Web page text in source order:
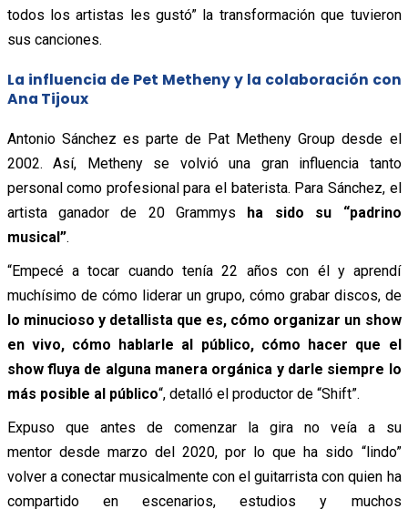
todos los artistas les gustó” la transformación que tuvieron
sus canciones.
La influencia de Pet Metheny y la colaboración con
Ana Tijoux
Antonio Sánchez es parte de Pat Metheny Group desde el
2002. Así, Metheny se volvió una gran influencia tanto
personal como profesional para el baterista. Para Sánchez, el
artista ganador de 20 Grammys ha sido su “padrino
musical”.
“Empecé a tocar cuando tenía 22 años con él y aprendí
muchísimo de cómo liderar un grupo, cómo grabar discos, de
lo minucioso y detallista que es, cómo organizar un show
en vivo, cómo hablarle al público, cómo hacer que el
show fluya de alguna manera orgánica y darle siempre lo
más posible al público“, detalló el productor de “Shift”.
Expuso que antes de comenzar la gira no veía a su
mentor desde marzo del 2020, por lo que ha sido “lindo”
volver a conectar musicalmente con el guitarrista con quien ha
compartido en escenarios, estudios y muchos